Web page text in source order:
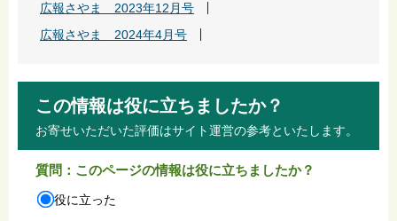
広報さやま 2023年12月号
広報さやま 2024年4月号
この情報は役に立ちましたか？
お寄せいただいた評価はサイト運営の参考といたします。
質問：このページの情報は役に立ちましたか？
役に立った